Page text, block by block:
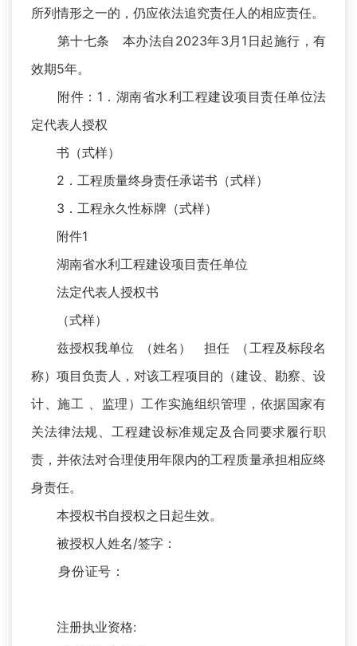
所列情形之一的，仍应依法追究责任人的相应责任。
第十七条 本办法自2023年3月1日起施行，有
效期5年。
附件：1．湖南省水利工程建设项目责任单位法
定代表人授权
书（式样）
2．工程质量终身责任承诺书（式样）
3．工程永久性标牌（式样）
附件1
湖南省水利工程建设项目责任单位
法定代表人授权书
（式样）
兹授权我单位 （姓名） 担任 （工程及标段名
称）项目负责人，对该工程项目的（建设、勘察、设
计、施工 、监理）工作实施组织管理，依据国家有
关法律法规、工程建设标准规定及合同要求履行职
责，并依法对合理使用年限内的工程质量承担相应终
身责任。
本授权书自授权之日起生效。
被授权人姓名/签字：
身份证号：
注册执业资格: